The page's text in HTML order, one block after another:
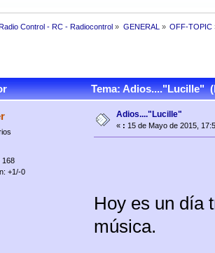
Control - RC - Radiocontrol » GENERAL » OFF-TOPIC
Tema: Adios...."Lucille"
168
+1/-0
Adios...."Lucille"
« : 15 de Mayo de 2015,
Hoy es un día
música.